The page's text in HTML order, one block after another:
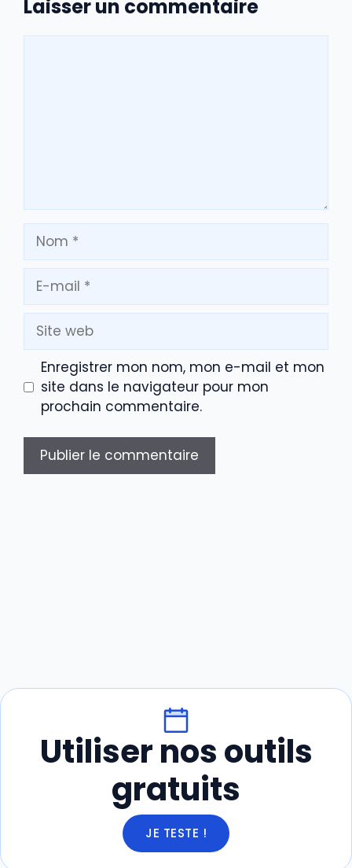
Laisser un commentaire
Nom
mail
Site
web
Enregistrer mon nom, mon e-mail et mon
site dans le navigateur pour mon
prochain commentaire.
Utiliser nos outils
gratuits
JE TESTE !